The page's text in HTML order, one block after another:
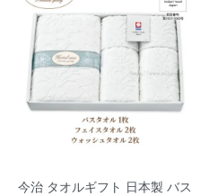
今治 タオルギフト 日本製 バス